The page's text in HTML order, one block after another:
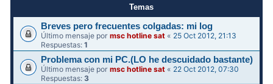
Temas
Breves pero frecuentes colgadas: mi log
Último mensaje pormsc hotline sat « 25 Oct 2012, 21:13
Respuestas:1
Problema con mi PC.(LO he descuidado bastante)
Último mensaje pormsc hotline sat « 22 Oct 2012, 07:30
Respuestas: 3